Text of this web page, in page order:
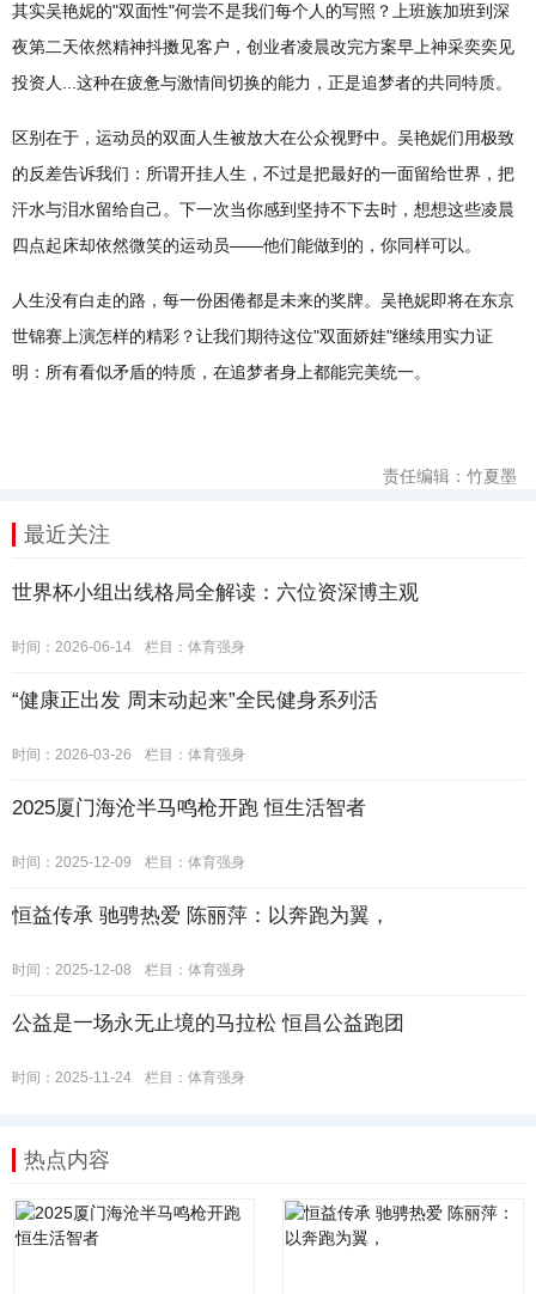
其实吴艳妮的"双面性"何尝不是我们每个人的写照？上班族加班到深
夜第二天依然精神抖擞见客户，创业者凌晨改完方案早上神采奕奕见
投资人...这种在疲惫与激情间切换的能力，正是追梦者的共同特质。
区别在于，运动员的双面人生被放大在公众视野中。吴艳妮们用极致
的反差告诉我们：所谓开挂人生，不过是把最好的一面留给世界，把
汗水与泪水留给自己。下一次当你感到坚持不下去时，想想这些凌晨
四点起床却依然微笑的运动员——他们能做到的，你同样可以。
人生没有白走的路，每一份困倦都是未来的奖牌。吴艳妮即将在东京
世锦赛上演怎样的精彩？让我们期待这位"双面娇娃"继续用实力证
明：所有看似矛盾的特质，在追梦者身上都能完美统一。
责任编辑：竹夏墨
最近关注
世界杯小组出线格局全解读：六位资深博主观
时间：2026-06-14 栏目： 体育强身
“健康正出发 周末动起来”全民健身系列活
时间：2026-03-26 栏目： 体育强身
2025厦门海沧半马鸣枪开跑 恒生活智者
时间：2025-12-09 栏目： 体育强身
恒益传承 驰骋热爱 陈丽萍：以奔跑为翼，
时间：2025-12-08 栏目： 体育强身
公益是一场永无止境的马拉松 恒昌公益跑团
时间：2025-11-24 栏目： 体育强身
热点内容